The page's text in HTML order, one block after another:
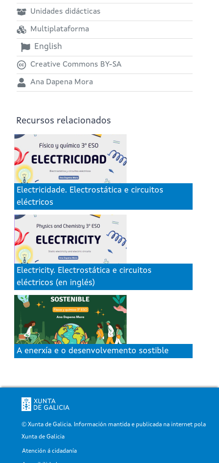
Unidades didácticas
Multiplataforma
English
Creative Commons BY-SA
Ana Dapena Mora
Recursos relacionados
Electricidade. Electrostática e circuitos
eléctricos
Electricity. Electrostática e circuitos
eléctricos (en inglés)
A enerxía e o desenvolvemento sostible
© Xunta de Galicia. Información mantida e publicada na internet pola
Xunta de Galicia
Pé
Atención á cidadanía